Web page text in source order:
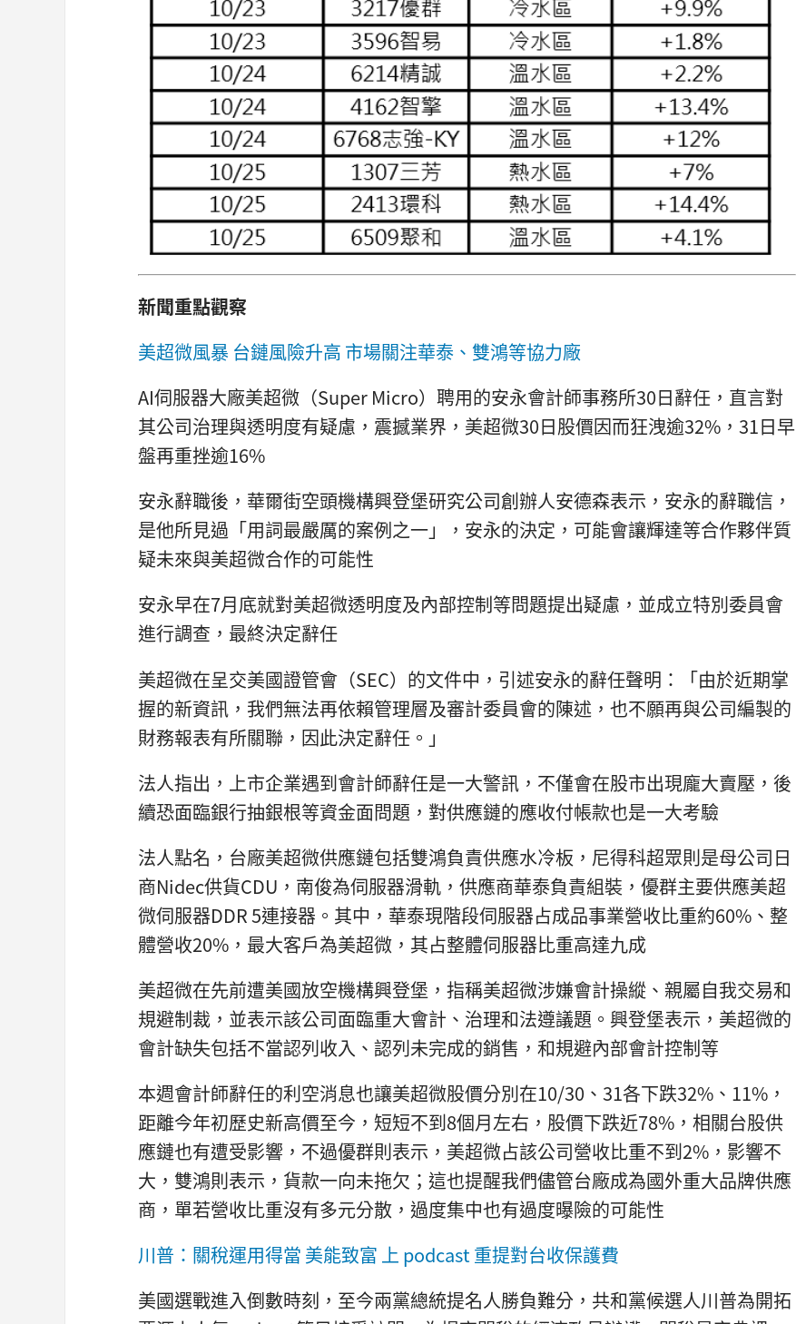
新聞重點觀察
美超微風暴 台鏈風險升高 市場關注華泰、雙鴻等協力廠
AI伺服器大廠美超微（Super Micro）聘用的安永會計師事務所30日辭任，直言對
其公司治理與透明度有疑慮，震撼業界，美超微30日股價因而狂洩逾32%，31日早
盤再重挫逾16%
安永辭職後，華爾街空頭機構興登堡研究公司創辦人安德森表示，安永的辭職信，
是他所見過「用詞最嚴厲的案例之一」，安永的決定，可能會讓輝達等合作夥伴質
疑未來與美超微合作的可能性
安永早在7月底就對美超微透明度及內部控制等問題提出疑慮，並成立特別委員會
進行調查，最終決定辭任
美超微在呈交美國證管會（SEC）的文件中，引述安永的辭任聲明：「由於近期掌
握的新資訊，我們無法再依賴管理層及審計委員會的陳述，也不願再與公司編製的
財務報表有所關聯，因此決定辭任。」
法人指出，上市企業遇到會計師辭任是一大警訊，不僅會在股市出現龐大賣壓，後
續恐面臨銀行抽銀根等資金面問題，對供應鏈的應收付帳款也是一大考驗
法人點名，台廠美超微供應鏈包括雙鴻負責供應水冷板，尼得科超眾則是母公司日
商Nidec供貨CDU，南俊為伺服器滑軌，供應商華泰負責組裝，優群主要供應美超
微伺服器DDR 5連接器。其中，華泰現階段伺服器占成品事業營收比重約60%、整
體營收20%，最大客戶為美超微，其占整體伺服器比重高達九成
美超微在先前遭美國放空機構興登堡，指稱美超微涉嫌會計操縱、親屬自我交易和
規避制裁，並表示該公司面臨重大會計、治理和法遵議題。興登堡表示，美超微的
會計缺失包括不當認列收入、認列未完成的銷售，和規避內部會計控制等
本週會計師辭任的利空消息也讓美超微股價分別在10/30、31各下跌32%、11%，
距離今年初歷史新高價至今，短短不到8個月左右，股價下跌近78%，相關台股供
應鏈也有遭受影響，不過優群則表示，美超微占該公司營收比重不到2%，影響不
大，雙鴻則表示，貨款一向未拖欠；這也提醒我們儘管台廠成為國外重大品牌供應
商，單若營收比重沒有多元分散，過度集中也有過度曝險的可能性
川普：關稅運用得當 美能致富 上 podcast 重提對台收保護費
美國選戰進入倒數時刻，至今兩黨總統提名人勝負難分，共和黨候選人川普為開拓